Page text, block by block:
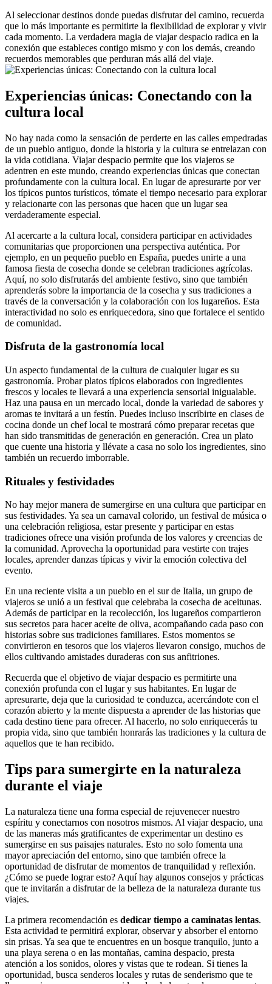
Al seleccionar destinos donde puedas disfrutar del camino, recuerda
que lo más importante es permitirte la flexibilidad de explorar y vivir
cada momento. La verdadera magia de viajar despacio radica en la
conexión que estableces contigo mismo y con los demás, creando
recuerdos memorables que perduran más allá del viaje.
Experiencias únicas: Conectando con la
cultura local
No hay nada como la sensación de perderte en las calles empedradas
de un pueblo antiguo, donde la historia y la cultura se entrelazan con
la vida cotidiana. Viajar despacio permite que los viajeros se
adentren en este mundo, creando experiencias únicas que conectan
profundamente con la cultura local. En lugar de apresurarte por ver
los típicos puntos turísticos, tómate el tiempo necesario para explorar
y relacionarte con las personas que hacen que un lugar sea
verdaderamente especial.
Al acercarte a la cultura local, considera participar en actividades
comunitarias que proporcionen una perspectiva auténtica. Por
ejemplo, en un pequeño pueblo en España, puedes unirte a una
famosa fiesta de cosecha donde se celebran tradiciones agrícolas.
Aquí, no solo disfrutarás del ambiente festivo, sino que también
aprenderás sobre la importancia de la cosecha y sus tradiciones a
través de la conversación y la colaboración con los lugareños. Esta
interactividad no solo es enriquecedora, sino que fortalece el sentido
de comunidad.
Disfruta de la gastronomía local
Un aspecto fundamental de la cultura de cualquier lugar es su
gastronomía. Probar platos típicos elaborados con ingredientes
frescos y locales te llevará a una experiencia sensorial inigualable.
Haz una pausa en un mercado local, donde la variedad de sabores y
aromas te invitará a un festín. Puedes incluso inscribirte en clases de
cocina donde un chef local te mostrará cómo preparar recetas que
han sido transmitidas de generación en generación. Crea un plato
que cuente una historia y llévate a casa no solo los ingredientes, sino
también un recuerdo imborrable.
Rituales y festividades
No hay mejor manera de sumergirse en una cultura que participar en
sus festividades. Ya sea un carnaval colorido, un festival de música o
una celebración religiosa, estar presente y participar en estas
tradiciones ofrece una visión profunda de los valores y creencias de
la comunidad. Aprovecha la oportunidad para vestirte con trajes
locales, aprender danzas típicas y vivir la emoción colectiva del
evento.
En una reciente visita a un pueblo en el sur de Italia, un grupo de
viajeros se unió a un festival que celebraba la cosecha de aceitunas.
Además de participar en la recolección, los lugareños compartieron
sus secretos para hacer aceite de oliva, acompañando cada paso con
historias sobre sus tradiciones familiares. Estos momentos se
convirtieron en tesoros que los viajeros llevaron consigo, muchos de
ellos cultivando amistades duraderas con sus anfitriones.
Recuerda que el objetivo de viajar despacio es permitirte una
conexión profunda con el lugar y sus habitantes. En lugar de
apresurarte, deja que la curiosidad te conduzca, acercándote con el
corazón abierto y la mente dispuesta a aprender de las historias que
cada destino tiene para ofrecer. Al hacerlo, no solo enriquecerás tu
propia vida, sino que también honrarás las tradiciones y la cultura de
aquellos que te han recibido.
Tips para sumergirte en la naturaleza
durante el viaje
La naturaleza tiene una forma especial de rejuvenecer nuestro
espíritu y conectarnos con nosotros mismos. Al viajar despacio, una
de las maneras más gratificantes de experimentar un destino es
sumergirse en sus paisajes naturales. Esto no solo fomenta una
mayor apreciación del entorno, sino que también ofrece la
oportunidad de disfrutar de momentos de tranquilidad y reflexión.
¿Cómo se puede lograr esto? Aquí hay algunos consejos y prácticas
que te invitarán a disfrutar de la belleza de la naturaleza durante tus
viajes.
La primera recomendación es dedicar tiempo a caminatas lentas.
Esta actividad te permitirá explorar, observar y absorber el entorno
sin prisas. Ya sea que te encuentres en un bosque tranquilo, junto a
una playa serena o en las montañas, camina despacio, presta
atención a los sonidos, olores y vistas que te rodean. Si tienes la
oportunidad, busca senderos locales y rutas de senderismo que te